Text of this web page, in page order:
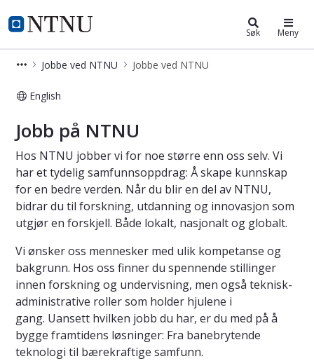
NTNU Hjemmeside
Jobbe ved NTNU Søk Meny
Jobbe ved NTNU Jobbe ved NTNU
English
Jobbe ved NTNU
Jobb på NTNU
Hos NTNU jobber vi for noe større enn oss selv. Vi
har et tydelig samfunnsoppdrag: Å skape kunnskap
for en bedre verden. Når du blir en del av NTNU,
bidrar du til forskning, utdanning og innovasjon som
utgjør en forskjell. Både lokalt, nasjonalt og globalt.
Vi ønsker oss mennesker med ulik kompetanse og
bakgrunn. Hos oss finner du spennende stillinger
innen forskning og undervisning, men også teknisk-
administrative roller som holder hjulene i
gang. Uansett hvilken jobb du har, er du med på å
bygge framtidens løsninger: Fra banebrytende
teknologi til bærekraftige samfunn.